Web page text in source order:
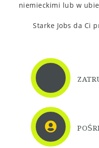
niemieckimi lub w
Starke Jobs da Ci